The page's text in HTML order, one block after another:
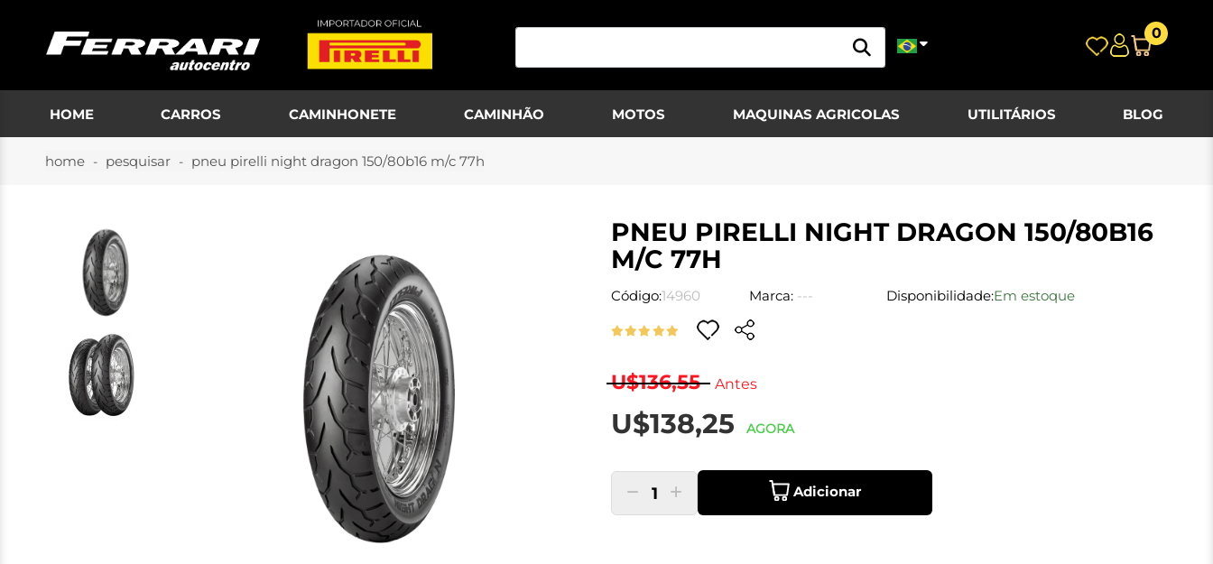
0
HOME CARROS CAMINHONETE CAMINHÃO MOTOS MAQUINAS AGRICOLAS UTILITÁRIOS BLOG
home pesquisar pneu pirelli night dragon 150/80b16 m/c 77h
PNEU PIRELLI NIGHT DRAGON 150/80B16
M/C 77H
Código:14960 Marca:--- Disponibilidade:Em estoque
U$136,55 Antes
U$138,25 AGORA
1 Adicionar